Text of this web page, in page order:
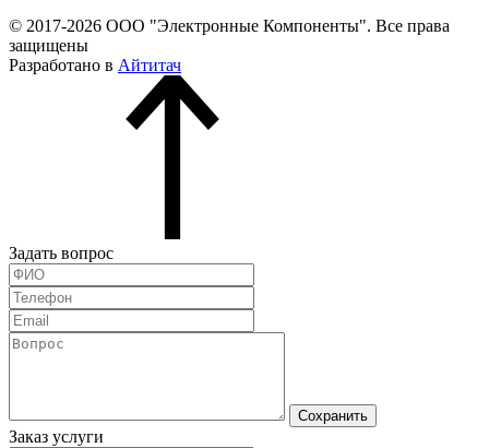
© 2017-2026 ООО "Электронные Компоненты". Все права
защищены
Разработано в Айтитач
Задать вопрос
Сохранить
Заказ услуги